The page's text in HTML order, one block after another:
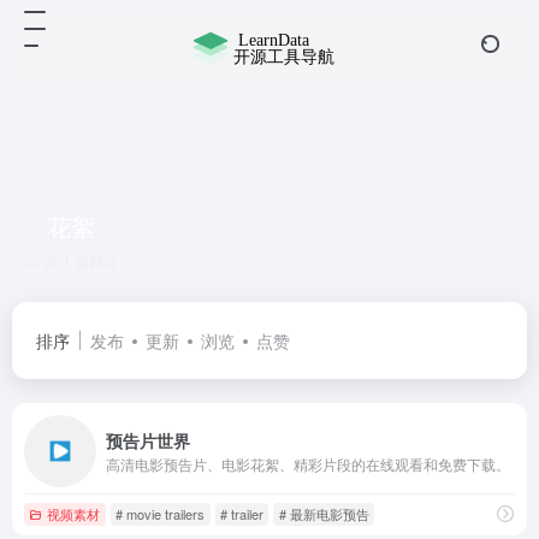
排序 发布 更新 浏览 点赞
预告片世界
高清电影预告片、电影花絮、精彩片段的在线观看和免费下载。
视频素材 # movie trailers # trailer # 最新电影预告